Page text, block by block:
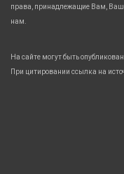
права, принадлежащие Вам,
нам.
На сайте могут быть
При цитировании ссылка на